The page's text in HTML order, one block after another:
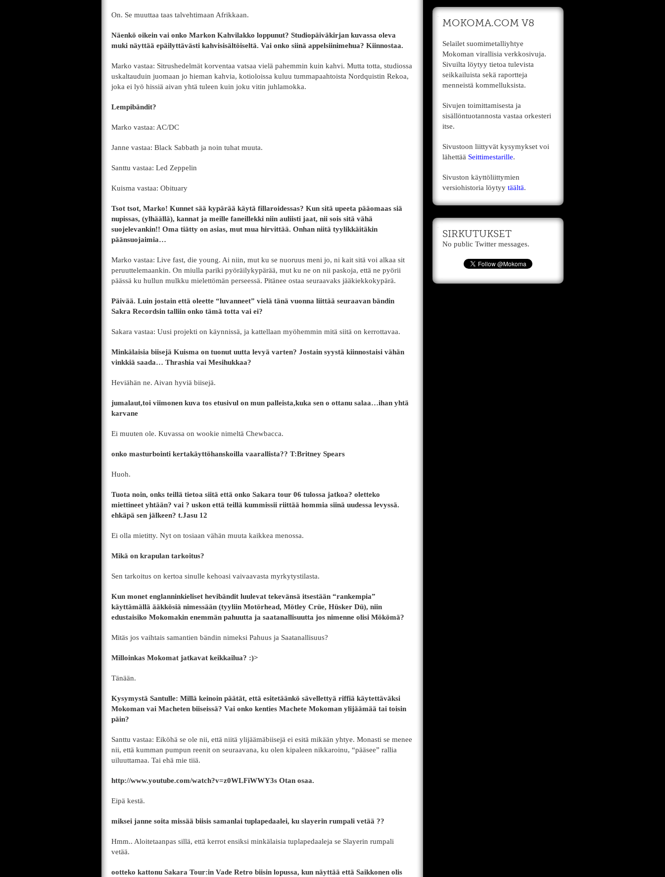
On. Se muuttaa taas talvehtimaan Afrikkaan.
Näenkö oikein vai onko Markon Kahvilakko loppunut? Studiopäiväkirjan kuvassa oleva
muki näyttää epäilyttävästi kahvisisältöiseltä. Vai onko siinä appelsiinimehua? Kiinnostaa.
Marko vastaa: Sitrushedelmät korventaa vatsaa vielä pahemmin kuin kahvi. Mutta totta, studiossa
uskaltauduin juomaan jo hieman kahvia, kotioloissa kuluu tummapaahtoista Nordquistin Rekoa,
joka ei lyö hissiä aivan yhtä tuleen kuin joku vitin juhlamokka.
Lempibändit?
Marko vastaa: AC/DC
Janne vastaa: Black Sabbath ja noin tuhat muuta.
Santtu vastaa: Led Zeppelin
Kuisma vastaa: Obituary
Tsot tsot, Marko! Kunnet sää kypärää käytä fillaroidessas? Kun sitä upeeta pääomaas siä
nupissas, (ylhäällä), kannat ja meille faneillekki niin auliisti jaat, nii sois sitä vähä
suojelevankin!! Oma tiätty on asias, mut mua hirvittää. Onhan niitä tyylikkäitäkin
päänsuojaimia…
Marko vastaa: Live fast, die young. Ai niin, mut ku se nuoruus meni jo, ni kait sitä voi alkaa sit
peruuttelemaankin. On miulla pariki pyöräilykypärää, mut ku ne on nii paskoja, että ne pyörii
päässä ku hullun mulkku mielettömän perseessä. Pitänee ostaa seuraavaks jääkiekkokypärä.
Päivää. Luin jostain että oleette “luvanneet” vielä tänä vuonna liittää seuraavan bändin
Sakra Recordsin talliin onko tämä totta vai ei?
Sakara vastaa: Uusi projekti on käynnissä, ja kattellaan myöhemmin mitä siitä on kerrottavaa.
Minkälaisia biisejä Kuisma on tuonut uutta levyä varten? Jostain syystä kiinnostaisi vähän
vinkkiä saada… Thrashia vai Mesihukkaa?
Heviähän ne. Aivan hyviä biisejä.
jumalaut,toi viimonen kuva tos etusivul on mun palleista,kuka sen o ottanu salaa…ihan yhtä
karvane
Ei muuten ole. Kuvassa on wookie nimeltä Chewbacca.
onko masturbointi kertakäyttöhanskoilla vaarallista?? T:Britney Spears
Huoh.
Tuota noin, onks teillä tietoa siitä että onko Sakara tour 06 tulossa jatkoa? oletteko
miettineet yhtään? vai ? uskon että teillä kummissii riittää hommia siinä uudessa levyssä.
ehkäpä sen jälkeen? t.Jasu 12
Ei olla mietitty. Nyt on tosiaan vähän muuta kaikkea menossa.
Mikä on krapulan tarkoitus?
Sen tarkoitus on kertoa sinulle kehoasi vaivaavasta myrkytystilasta.
Kun monet englanninkieliset hevibändit luulevat tekevänsä itsestään “rankempia”
käyttämällä ääkkösiä nimessään (tyyliin Motörhead, Mötley Crüe, Hüsker Dü), niin
edustaisiko Mokomakin enemmän pahuutta ja saatanallisuutta jos nimenne olisi Mökömä?
Mitäs jos vaihtais samantien bändin nimeksi Pahuus ja Saatanallisuus?
Milloinkas Mokomat jatkavat keikkailua? :)>
Tänään.
Kysymystä Santulle: Millä keinoin päätät, että esitetäänkö sävellettyä riffiä käytettäväksi
Mokoman vai Macheten biiseissä? Vai onko kenties Machete Mokoman ylijäämää tai toisin
päin?
Santtu vastaa: Eiköhä se ole nii, että niitä ylijäämäbiisejä ei esitä mikään yhtye. Monasti se menee
nii, että kumman pumpun reenit on seuraavana, ku olen kipaleen nikkaroinu, “pääsee” rallia
uiluuttamaa. Tai ehä mie tiiä.
http://www.youtube.com/watch?v=z0WLFiWWY3s Otan osaa.
Eipä kestä.
miksei janne soita missää biisis samanlai tuplapedaalei, ku slayerin rumpali vetää ??
Hmm.. Aloitetaanpas sillä, että kerrot ensiksi minkälaisia tuplapedaaleja se Slayerin rumpali
vetää.
ootteko kattonu Sakara Tour:in Vade Retro biisin lopussa, kun näyttää että Saikkonen olis
MOKOMA.COM V8
Selailet suomimetalliyhtye
Mokoman virallisia verkkosivuja.
Sivuilta löytyy tietoa tulevista
seikkailuista sekä raportteja
menneistä kommelluksista.
Sivujen toimittamisesta ja
sisällöntuotannosta vastaa orkesteri
itse.
Sivustoon liittyvät kysymykset voi
lähettää Seittimestarille.
Sivuston käyttöliittymien
versiohistoria löytyy täältä.
SIRKUTUKSET
No public Twitter messages.